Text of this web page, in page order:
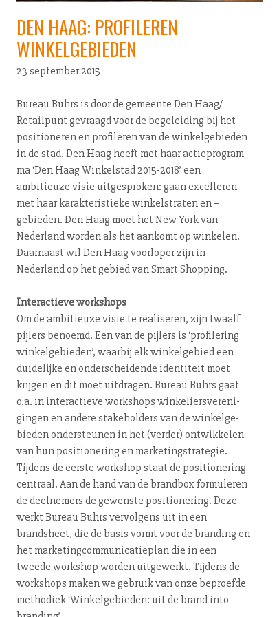
DEN HAAG: PROFILEREN
WINKELGEBIEDEN
23 september 2015
Bureau Buhrs is door de gemeente Den Haag/
Retailpunt gevraagd voor de begeleiding bij het
po­si­ti­o­ne­ren en profileren van de win­kel­ge­bie­den
in de stad. Den Haag heeft met haar ac­tie­pro­gram­
ma ‘Den Haag Winkelstad 2015-2018’ een
ambitieuze visie uit­ge­spro­ken: gaan excelleren
met haar ka­rak­te­ris­tie­ke win­kel­stra­ten en –
gebieden. Den Haag moet het New York van
Nederland worden als het aankomt op winkelen.
Daarnaast wil Den Haag voorloper zijn in
Nederland op het gebied van Smart Shopping.
In­ter­ac­tie­ve workshops
Om de ambitieuze visie te realiseren, zijn twaalf
pijlers benoemd. Een van de pijlers is ‘profilering
win­kel­ge­bie­den’, waarbij elk win­kel­ge­bied een
duidelijke en on­der­schei­den­de identiteit moet
krijgen en dit moet uitdragen. Bureau Buhrs gaat
o.a. in in­ter­ac­tie­ve workshops win­ke­liers­ver­e­ni­
gin­gen en andere sta­ke­hol­ders van de win­kel­ge­
bie­den on­der­steu­nen in het (verder) ontwikkelen
van hun po­si­ti­o­ne­ring en mar­ke­ting­stra­te­gie.
Tijdens de eerste workshop staat de po­si­ti­o­ne­ring
centraal. Aan de hand van de brandbox formuleren
de deelnemers de gewenste po­si­ti­o­ne­ring. Deze
werkt Bureau Buhrs vervolgens uit in een
brandsheet, die de basis vormt voor de branding en
het mar­ke­ting­com­mu­ni­ca­tie­plan die in een
tweede workshop worden uitgewerkt. Tijdens de
workshops maken we gebruik van onze beproefde
methodiek ‘Win­kel­ge­bie­den: uit de brand into